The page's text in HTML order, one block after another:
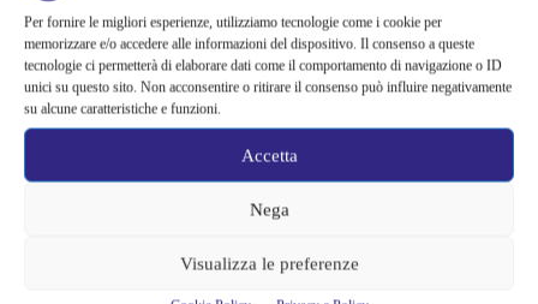
Per fornire le migliori esperienze, utilizziamo tecnologie come i cookie per
memorizzare e/o accedere alle informazioni del dispositivo. Il consenso a queste
tecnologie ci permetterà di elaborare dati come il comportamento di navigazione o ID
unici su questo sito. Non acconsentire o ritirare il consenso può influire negativamente
su alcune caratteristiche e funzioni.
Accetta
Nega
Visualizza le preferenze
Sony ferma i film sui personaggi di Spider-Man, nessun nuovo
progetto è in sviluppo: cosa resta dell’esperimento
Netflix saluta 16 titoli ad agosto 2026 | 3 serie e 13 film lasciano il
84 pasti in 28 giorni: da guardare subito
Uno splendido errore 3 arriva su Netflix, l’ora esatta del debutto in